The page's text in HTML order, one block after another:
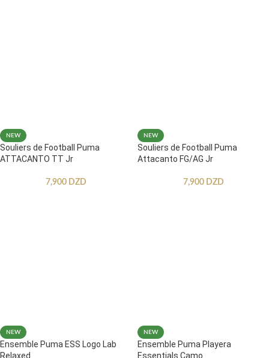
NEW
Souliers de Football Puma
ATTACANTO TT Jr
7,900 DZD
NEW
Souliers de Football Puma
Attacanto FG/AG Jr
7,900 DZD
NEW
Ensemble Puma ESS Logo Lab
Relaxed
NEW
Ensemble Puma Playera
Essentials Camo